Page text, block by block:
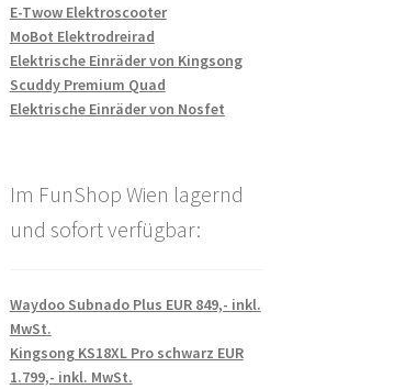
E-Twow Elektroscooter
MoBot Elektrodreirad
Elektrische Einräder von Kingsong
Scuddy Premium Quad
Elektrische Einräder von Nosfet
Im FunShop Wien lagernd
und sofort verfügbar:
Waydoo Subnado Plus EUR 849,- inkl.
MwSt.
Kingsong KS18XL Pro schwarz EUR
1.799,- inkl. MwSt.